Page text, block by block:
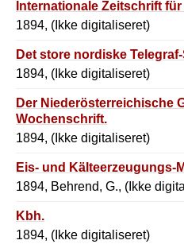
Internationale Zeitschrift
und Geologie.]
1894, (Ikke digitaliseret)
Det store nordiske
1894, (Ikke digitaliseret)
Der Niederösterreichische
Wochenschrift.
1894, (Ikke digitaliseret)
Eis- und Kälteerzeugungs-
1894, Behrend, G., (Ikke
Kbh.
1894, (Ikke digitaliseret)